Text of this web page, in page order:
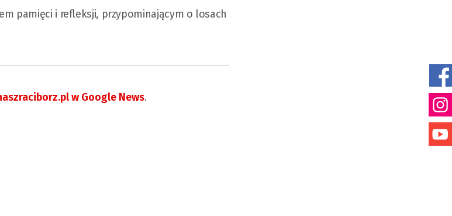
pamięci i refleksji, przypominającym o losach
w Google News.